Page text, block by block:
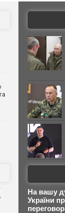
На вашу
України